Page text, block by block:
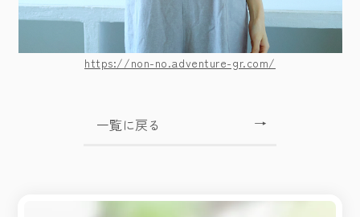
https://non-no.adventure-gr.com/
一覧に戻る